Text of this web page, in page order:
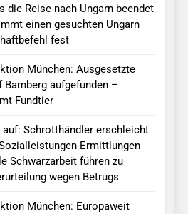
die Reise nach Ungarn beendet
einen gesuchten Ungarn
fest
München: Ausgesetzte
Bamberg aufgefunden –
Fundtier
auf: Schrotthändler erschleicht
Ermittlungen
Schwarzarbeit führen zu
wegen Betrugs
München: Europaweit